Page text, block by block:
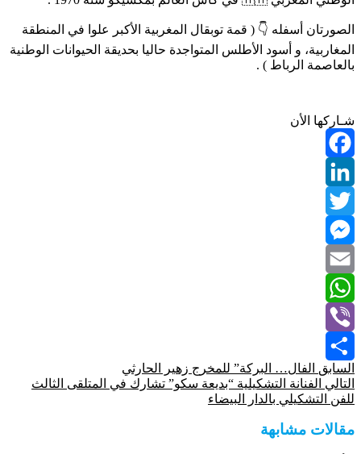
الصورتان أسفله 👇 ( قمة توبقال المغربية الأكبر علوا في المنطقة
المغاربية، و أسود الأطلس المتواجدة حاليا بحديقة الحيوانات الوطنية
بالعاصمة الرباط ) .
شـاركها الأن
Facebook
LinkedIn
Twitter
Messenger
Email
WhatsApp
Viber
Share
السابق الفال… البركة” للمخرج زهير الحارثي
التالي الفنانة التشكيلية “بديعة سكو” تشارك في المتلقى الثالث
للفن التشكيلي بالدار البيضاء
مقالات مشابهة